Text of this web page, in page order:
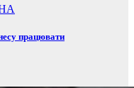
працювати